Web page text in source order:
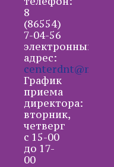
8
(86554)
7-04-56
электронный
адрес:
centerdnt@mail.ru
График
приема
директора:
вторник,
четверг
с 15-00
до 17-
00